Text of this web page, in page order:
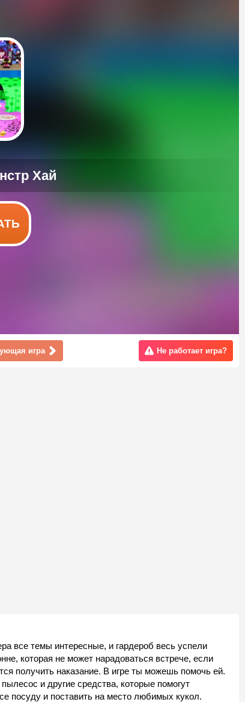
игра Не работает игра?
все темы интересные, и гардероб весь успели
которая не может нарадоваться встрече, если
получить наказание. В игре ты можешь помочь ей.
и другие средства, которые помогут
посуду и поставить на место любимых кукол.